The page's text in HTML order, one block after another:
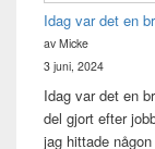
Idag var det en
av Micke
3 juni, 2024
Idag var det en
del gjort efter
jag hittade